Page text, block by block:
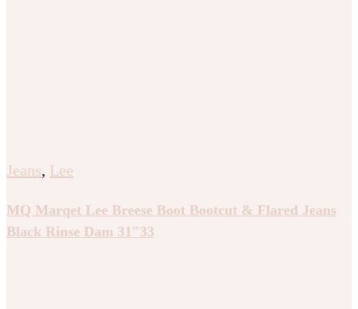
Jeans, Lee
MQ Marqet Lee Breese Boot Bootcut & Flared Jeans
Black Rinse Dam 31″33